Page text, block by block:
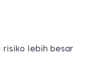
risiko lebih besar